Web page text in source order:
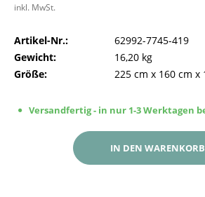
inkl. MwSt.
Artikel-Nr.:
62992-7745-419
Gewicht:
16,20 kg
Größe:
225 cm x 160 cm x
Versandfertig - in nur 1-3 Werktagen
IN DEN WARENKORB